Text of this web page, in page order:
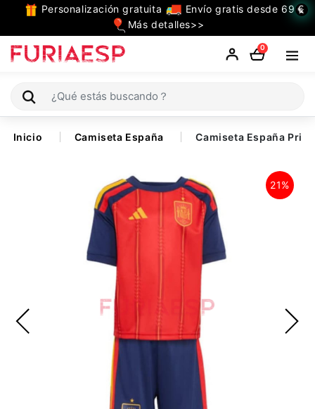
Personalización gratuita
Envío gratis desde 69 €
Más detalles>>
×
0
TODAS
LAS
CATEGORIAS
Camiseta España
Jugadores
Inicio Camiseta España Camiseta España
21%